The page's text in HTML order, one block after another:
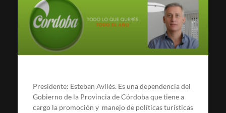
Presidente: Esteban Avilés. Es una dependencia del
Gobierno de la Provincia de Córdoba que tiene a
cargo la promoción y manejo de políticas turísticas